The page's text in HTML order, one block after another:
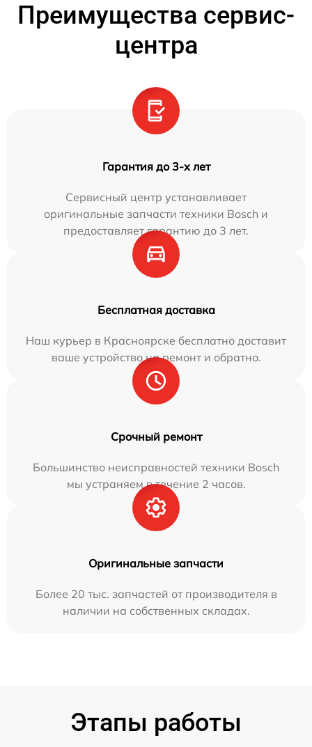
Преимущества сервис-
центра
Гарантия до 3-х лет
Сервисный центр устанавливает
оригинальные запчасти техники Bosch и
предоставляет гарантию до 3 лет.
Бесплатная доставка
Наш курьер в Красноярске бесплатно доставит
ваше устройство на ремонт и обратно.
Срочный ремонт
Большинство неисправностей техники Bosch
мы устраняем в течение 2 часов.
Оригинальные запчасти
Более 20 тыс. запчастей от производителя в
наличии на собственных складах.
Этапы работы